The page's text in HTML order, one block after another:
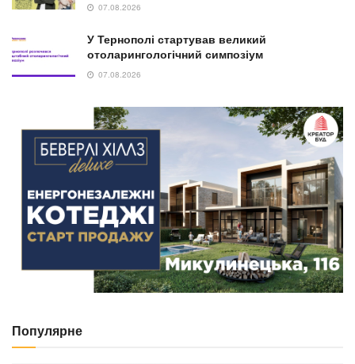
07.08.2026
У Тернополі стартував великий
отоларингологічний симпозіум
07.08.2026
Популярне